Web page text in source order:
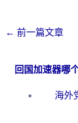
← 前一篇文章
回国加速器哪